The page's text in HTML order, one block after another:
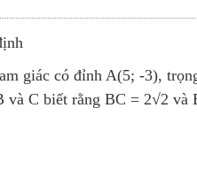
giác có đỉnh A(5; -3),
C biết rằng BC = 2√2 và